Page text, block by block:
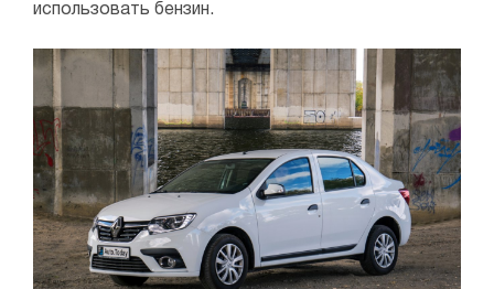
использовать бензин.